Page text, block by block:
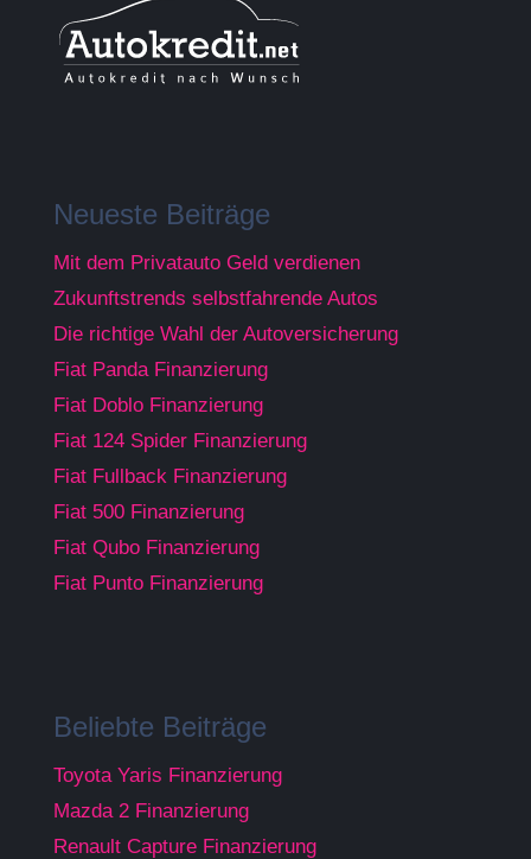
Neueste Beiträge
Mit dem Privatauto Geld verdienen
Zukunftstrends selbstfahrende Autos
Die richtige Wahl der Autoversicherung
Fiat Panda Finanzierung
Fiat Doblo Finanzierung
Fiat 124 Spider Finanzierung
Fiat Fullback Finanzierung
Fiat 500 Finanzierung
Fiat Qubo Finanzierung
Fiat Punto Finanzierung
Beliebte Beiträge
Toyota Yaris Finanzierung
Mazda 2 Finanzierung
Renault Capture Finanzierung